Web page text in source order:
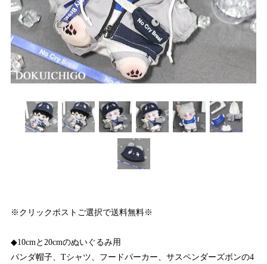
※クリックポストご選択で送料無料※
◆10cmと20cmのぬいぐるみ用
パンダ帽子、Tシャツ、フードパーカー、サスペンダーズボンの4